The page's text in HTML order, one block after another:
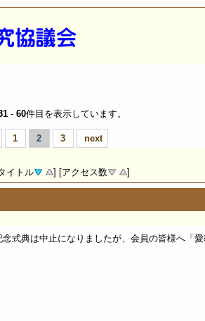
- 60件目を表示しています。
1 2 3
next
イトル ] [アクセス数 ]
式典は中止になりましたが、会員の皆様へ「